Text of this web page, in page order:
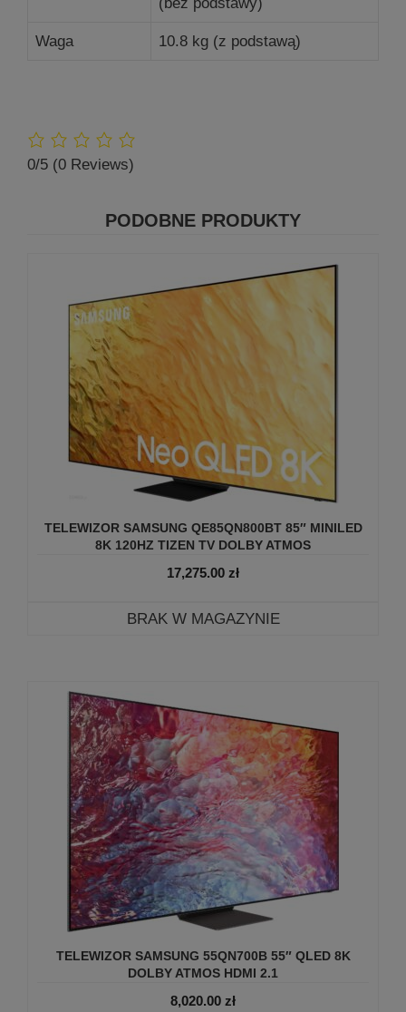
Waga 10.8 kg (z podstawą)
0/5 (0 Reviews)
PODOBNE PRODUKTY
TELEWIZOR SAMSUNG QE85QN800BT 85″ MINILED
8K 120HZ TIZEN TV DOLBY ATMOS
17,275.00 zł
BRAK W MAGAZYNIE
TELEWIZOR SAMSUNG 55QN700B 55″ QLED 8K
DOLBY ATMOS HDMI 2.1
8,020.00 zł